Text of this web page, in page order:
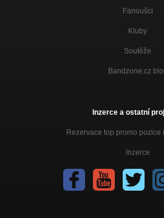
Fanoušci
Kluby
Soutěže
Bandzone.cz
Inzerce a ostatní
Rezervace top promo pozice
Inzerce